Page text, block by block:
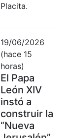
Placita.
19/06/2026
(hace 15
horas)
El Papa
León XIV
instó a
construir la
“Nueva